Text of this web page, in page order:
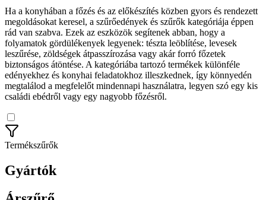
Ha a konyhában a főzés és az előkészítés közben gyors és rendezett
megoldásokat keresel, a szűrőedények és szűrők kategóriája éppen
rád van szabva. Ezek az eszközök segítenek abban, hogy a
folyamatok gördülékenyek legyenek: tészta leöblítése, levesek
leszűrése, zöldségek átpasszírozása vagy akár forró főzetek
biztonságos átöntése. A kategóriába tartozó termékek különféle
edényekhez és konyhai feladatokhoz illeszkednek, így könnyedén
megtalálod a megfelelőt mindennapi használatra, legyen szó egy kis
családi ebédről vagy egy nagyobb főzésről.
Termékszűrők
Gyártók